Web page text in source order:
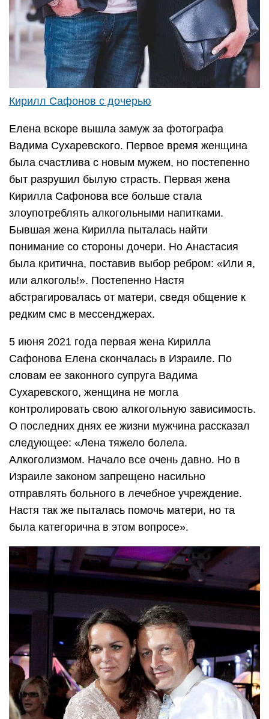
Кирилл Сафонов с дочерью
Елена вскоре вышла замуж за фотографа
Вадима Сухаревского. Первое время женщина
была счастлива с новым мужем, но постепенно
быт разрушил былую страсть. Первая жена
Кирилла Сафонова все больше стала
злоупотреблять алкогольными напитками.
Бывшая жена Кирилла пыталась найти
понимание со стороны дочери. Но Анастасия
была критична, поставив выбор ребром: «Или я,
или алкоголь!». Постепенно Настя
абстрагировалась от матери, сведя общение к
редким смс в мессенджерах.
5 июня 2021 года первая жена Кирилла
Сафонова Елена скончалась в Израиле. По
словам ее законного супруга Вадима
Сухаревского, женщина не могла
контролировать свою алкогольную зависимость.
О последних днях ее жизни мужчина рассказал
следующее: «Лена тяжело болела.
Алкоголизмом. Начало все очень давно. Но в
Израиле законом запрещено насильно
отправлять больного в лечебное учреждение.
Настя так же пыталась помочь матери, но та
была категорична в этом вопросе».